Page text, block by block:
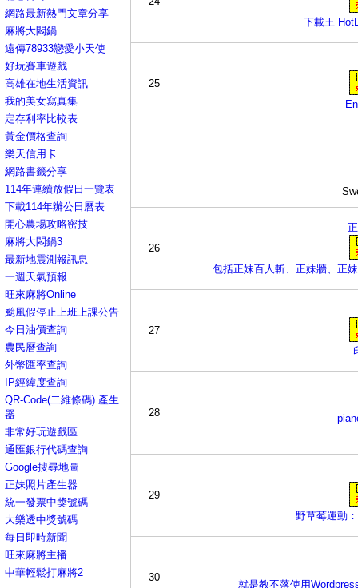
網路最新熱門文章分享
麻將大悶鍋
遠傳78933戀愛小天使
好玩賽車遊戲
高雄在地生活資訊
我的美女寫真集
定存利率比較表
黃金價格查詢
樂天信用卡
網路書籤分享
114年連續放假日一覽表
下載114年辦公日曆表
開心農場攻略密技
麻將大悶鍋3
最新地震測報訊息
一週天氣預報
旺來麻將Online
颱風假停止上班上課公告
今日油價查詢
農民曆查詢
外幣匯率查詢
IP經緯度查詢
QR-Code(二維條碼) 產生
器
非常好玩遊戲區
通匯銀行代碼查詢
Google搜尋地圖
正妹照片產生器
統一發票中獎號碼
大樂透中獎號碼
每日即時新聞
旺來麻將主播
中華輕鬆打麻將2
下載王
25
26
包括正妹百人斬、正妹牆、正
27
28
29
野草莓運動
30
就是教不落使用